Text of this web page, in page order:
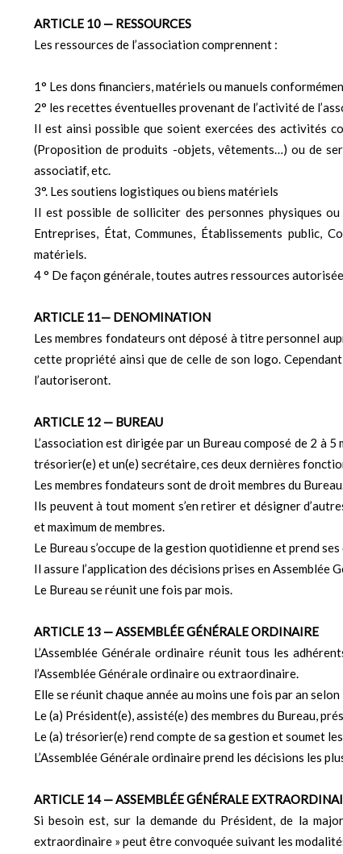
ARTICLE 10 — RESSOURCES
Les ressources de l’association comprennent :
1° Les dons financiers, matériels ou manuels
2° les recettes éventuelles provenant de l’activité de
Il est ainsi possible que soient exercées des activités
(Proposition de produits -objets, vêtements…) ou de
associatif, etc.
3°. Les soutiens logistiques ou biens matériels
Il est possible de solliciter des personnes physiques ou
Entreprises, État, Communes, Établissements
matériels.
4 ° De façon générale, toutes autres ressources
ARTICLE 11— DENOMINATION
Les membres fondateurs ont déposé à titre personnel
cette propriété ainsi que de celle de son logo.
l’autoriseront.
ARTICLE 12 — BUREAU
L’association est dirigée par un Bureau composé de 2 à
trésorier(e) et un(e) secrétaire, ces deux dernières
Les membres fondateurs sont de droit membres du
Ils peuvent à tout moment s’en retirer et désigner
et maximum de membres.
Le Bureau s’occupe de la gestion quotidienne et prend
Il assure l’application des décisions prises en Assemblée
Le Bureau se réunit une fois par mois.
ARTICLE 13 — ASSEMBLÉE GÉNÉRALE ORDINAIRE
L’Assemblée Générale ordinaire réunit tous les
l’Assemblée Générale ordinaire ou extraordinaire.
Elle se réunit chaque année au moins une fois par an
Le (a) Président(e), assisté(e) des membres du Bureau,
Le (a) trésorier(e) rend compte de sa gestion et soumet
L’Assemblée Générale ordinaire prend les décisions les
ARTICLE 14 — ASSEMBLÉE GÉNÉRALE
Si besoin est, sur la demande du Président, de la
extraordinaire » peut être convoquée suivant les